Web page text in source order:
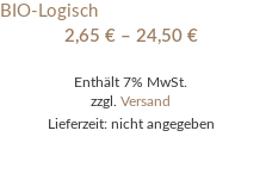
BIO-Logisch
2,65 € – 24,50 €
Enthält 7% MwSt.
zzgl. Versand
Lieferzeit: nicht angegeben